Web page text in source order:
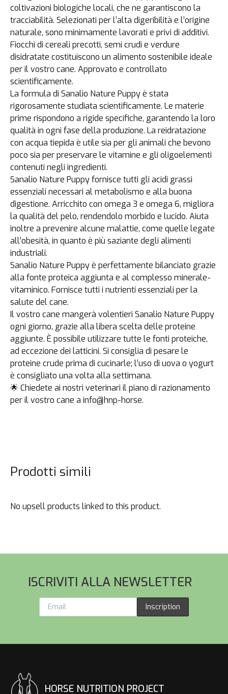
coltivazioni biologiche locali, che ne garantiscono la
tracciabilità. Selezionati per l’alta digeribilità e l’origine
naturale, sono minimamente lavorati e privi di additivi.
Fiocchi di cereali precotti, semi crudi e verdure
disidratate costituiscono un alimento sostenibile ideale
per il vostro cane. Approvato e controllato
scientificamente.
La formula di Sanalio Nature Puppy è stata
rigorosamente studiata scientificamente. Le materie
prime rispondono a rigide specifiche, garantendo la loro
qualità in ogni fase della produzione. La reidratazione
con acqua tiepida è utile sia per gli animali che bevono
poco sia per preservare le vitamine e gli oligoelementi
contenuti negli ingredienti.
Sanalio Nature Puppy fornisce tutti gli acidi grassi
essenziali necessari al metabolismo e alla buona
digestione. Arricchito con omega 3 e omega 6, migliora
la qualità del pelo, rendendolo morbido e lucido. Aiuta
inoltre a prevenire alcune malattie, come quelle legate
all’obesità, in quanto è più saziante degli alimenti
industriali.
Sanalio Nature Puppy è perfettamente bilanciato grazie
alla fonte proteica aggiunta e al complesso minerale-
vitaminico. Fornisce tutti i nutrienti essenziali per la
salute del cane.
Il vostro cane mangerà volentieri Sanalio Nature Puppy
ogni giorno, grazie alla libera scelta delle proteine
aggiunte. È possibile utilizzare tutte le fonti proteiche,
ad eccezione dei latticini. Si consiglia di pesare le
proteine crude prima di cucinarle; l’uso di uova o yogurt
è consigliato una volta alla settimana.
🌟 Chiedete ai nostri veterinari il piano di razionamento
per il vostro cane a info@hnp-horse.
Prodotti simili
No upsell products linked to this product.
ISCRIVITI ALLA NEWSLETTER
Inscription
HORSE NUTRITION PROJECT